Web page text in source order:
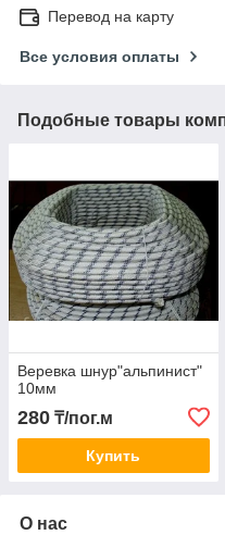
Перевод на карту
Все условия оплаты
Подобные товары
Веревка шнур"альпинист"
10мм
280 ₸/пог.м
Купить
О нас